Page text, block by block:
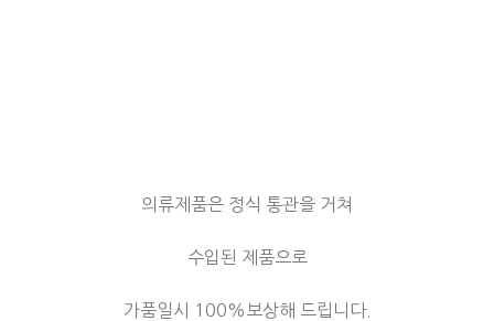
의류제품은 정식 통관을 거쳐
수입된 제품으로
가품일시 100%보상해 드립니다.